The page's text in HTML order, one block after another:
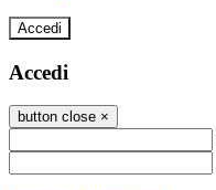
Accedi
Accedi
button close ×